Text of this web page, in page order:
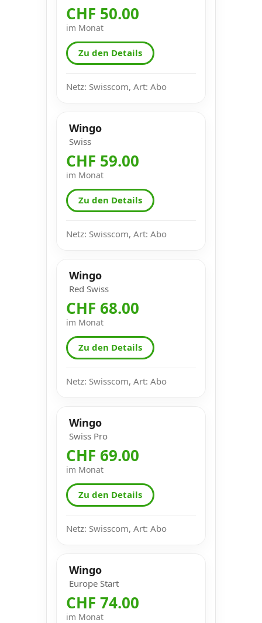
CHF 50.00
im Monat
Zu den Details
Netz: Swisscom, Art: Abo
Wingo
Swiss
CHF 59.00
im Monat
Zu den Details
Netz: Swisscom, Art: Abo
Wingo
Red Swiss
CHF 68.00
im Monat
Zu den Details
Netz: Swisscom, Art: Abo
Wingo
Swiss Pro
CHF 69.00
im Monat
Zu den Details
Netz: Swisscom, Art: Abo
Wingo
Europe Start
CHF 74.00
im Monat